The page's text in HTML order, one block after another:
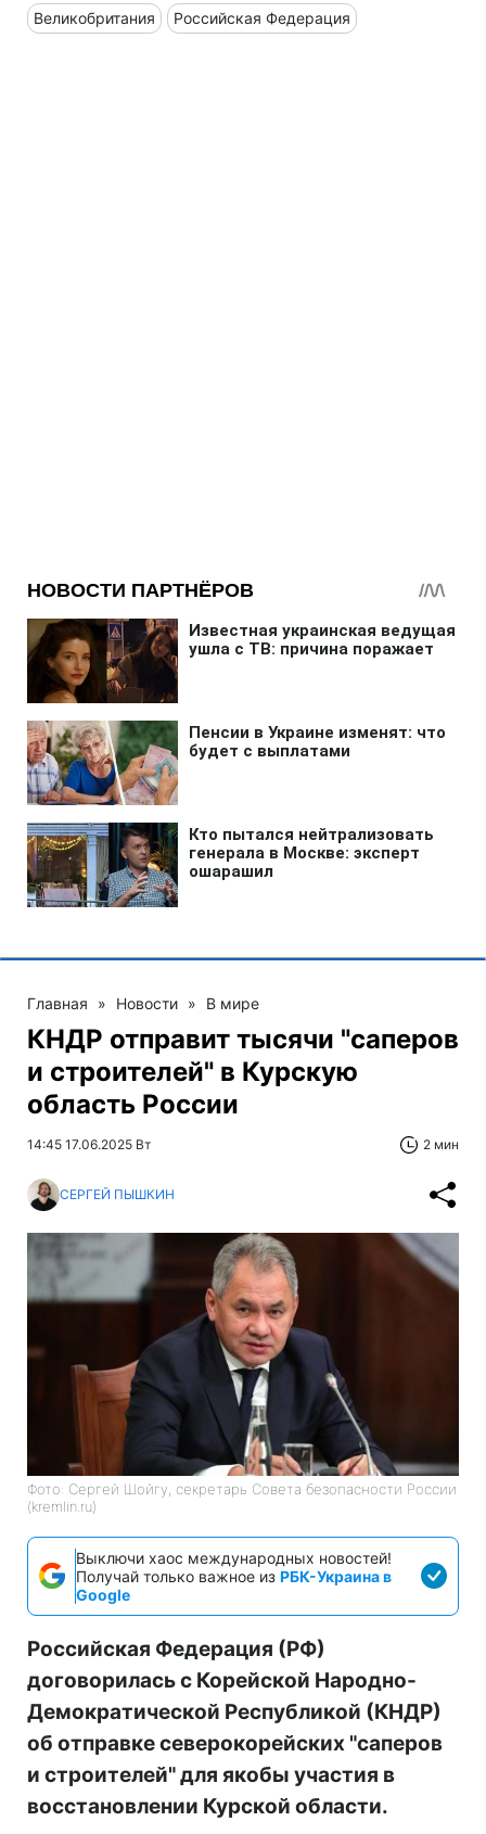
Великобритания Российская Федерация
Главная » Новости » В мире
КНДР отправит тысячи "саперов
и строителей" в Курскую
область России
14:45 17.06.2025 Вт 2 мин
СЕРГЕЙ ПЫШКИН
Фото: Сергей Шойгу, секретарь Совета безопасности России
(kremlin.ru)
Выключи хаос международных новостей!
Получай только важное из РБК-Украина в
Google
Российская Федерация (РФ)
договорилась с Корейской Народно-
Демократической Республикой (КНДР)
об отправке северокорейских "саперов
и строителей" для якобы участия в
восстановлении Курской области.